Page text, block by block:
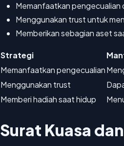
Memanfaatkan pengecualian
Menggunakan trust untuk
Memberikan sebagian aset
Strategi
Memanfaatkan pengecualian
Menggunakan trust
Memberi hadiah saat hidup
Surat Kuasa